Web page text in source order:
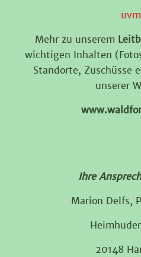
Mehr zu unserem
wichtigen Inhalten
Standorte, Zuschüsse
unserer
Ihre
Marion Delfs,
20148